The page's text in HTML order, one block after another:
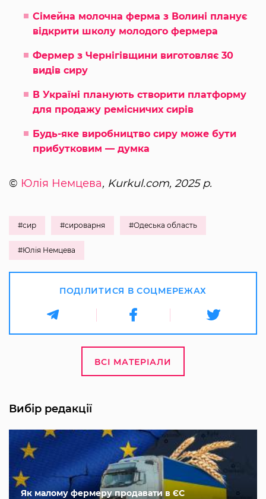
Сімейна молочна ферма з Волині планує
відкрити школу молодого фермера
Фермер з Чернігівщини виготовляє 30
видів сиру
В Україні планують створити платформу
для продажу ремісничих сирів
Будь-яке виробництво сиру може бути
прибутковим — думка
© Юлія Немцева, Kurkul.com, 2025 р.
#сир #сироварня #Одеська область
#Юлія Немцева
ПОДІЛИТИСЯ В СОЦМЕРЕЖАХ
ВСІ МАТЕРІАЛИ
Вибір редакції
Як малому фермеру продавати в ЄС